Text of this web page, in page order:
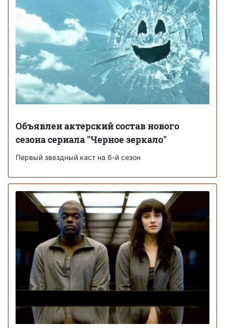
Объявлен актерский состав нового
сезона сериала "Черное зеркало"
Первый звездный каст на 6-й сезон